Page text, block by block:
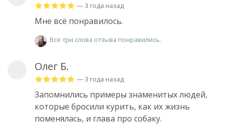
— 3 года назад
Мне всё понравилось.
Все три слова отзыва понравились.
Олег Б.
— 3 года назад
Запомнились примеры знаменитых людей,
которые бросили курить, как их жизнь
поменялась, и глава про собаку.